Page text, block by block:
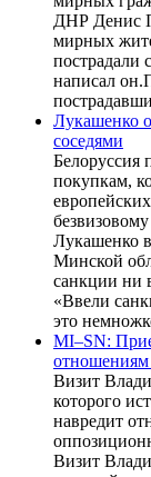
ДНР Денис
мирных
пострадали
написал
Лукашенко
соседями
Белоруссия
покупкам,
Лукашенко
Минской
санкции ни
«Ввели
это
MI–SN:
отношениям
Визит
которого
навредит
Визит